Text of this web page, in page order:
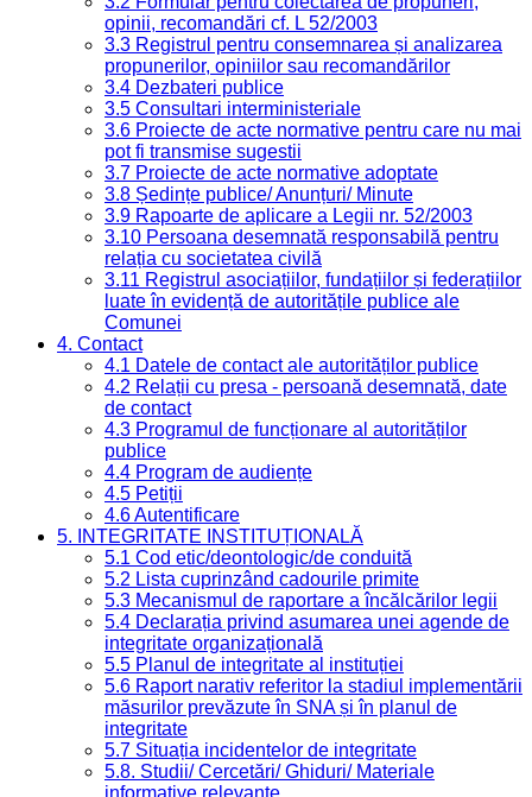
opinii, recomandări cf. L 52/2003
3.3 Registrul pentru consemnarea și analizarea
propunerilor, opiniilor sau recomandărilor
3.4 Dezbateri publice
3.5 Consultari interministeriale
3.6 Proiecte de acte normative pentru care nu mai
pot fi transmise sugestii
3.7 Proiecte de acte normative adoptate
3.8 Ședințe publice/ Anunțuri/ Minute
3.9 Rapoarte de aplicare a Legii nr. 52/2003
3.10 Persoana desemnată responsabilă pentru
relația cu societatea civilă
3.11 Registrul asociațiilor, fundațiilor și federațiilor
luate în evidență de autoritățile publice ale
Comunei
4. Contact
4.1 Datele de contact ale autorităților publice
4.2 Relații cu presa - persoană desemnată, date
de contact
4.3 Programul de funcționare al autorităților
publice
4.4 Program de audiențe
4.5 Petiții
4.6 Autentificare
5. INTEGRITATE INSTITUȚIONALĂ
5.1 Cod etic/deontologic/de conduită
5.2 Lista cuprinzând cadourile primite
5.3 Mecanismul de raportare a încălcărilor legii
5.4 Declarația privind asumarea unei agende de
integritate organizațională
5.5 Planul de integritate al instituției
5.6 Raport narativ referitor la stadiul implementării
măsurilor prevăzute în SNA și în planul de
integritate
5.7 Situația incidentelor de integritate
5.8. Studii/ Cercetări/ Ghiduri/ Materiale
informative relevante